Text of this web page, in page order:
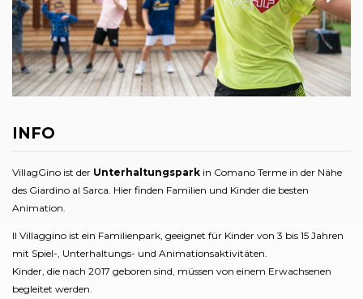
INFO
VillagGino ist der Unterhaltungspark in Comano Terme in der Nähe
des Giardino al Sarca. Hier finden Familien und Kinder die besten
Animation.
Il Villaggino ist ein Familienpark, geeignet für Kinder von 3 bis 15 Jahren
mit Spiel-, Unterhaltungs- und Animationsaktivitäten.
Kinder, die nach 2017 geboren sind, müssen von einem Erwachsenen
begleitet werden.